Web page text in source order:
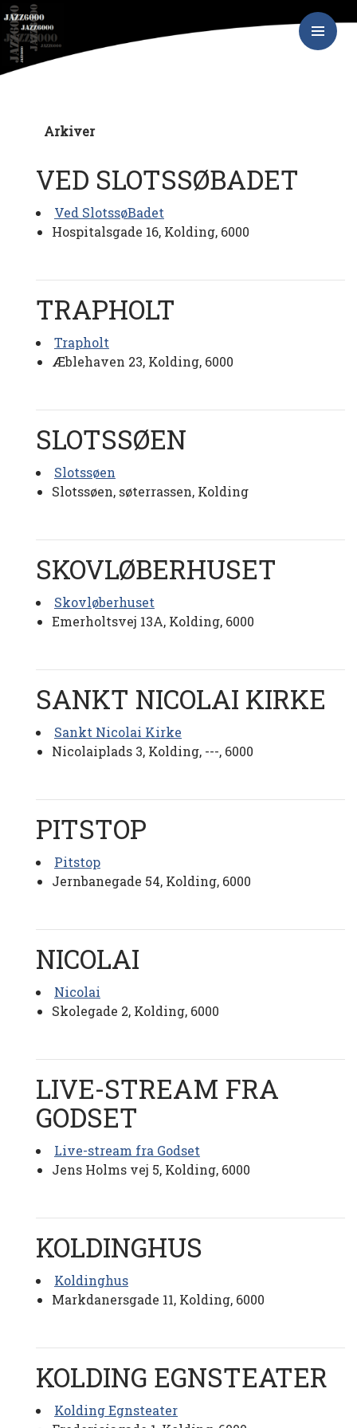
Hop
indhold
Arkiver
VED SLOTSSØBADET
Ved SlotssøBadet
Hospitalsgade 16, Kolding, 6000
TRAPHOLT
Trapholt
Æblehaven 23, Kolding, 6000
SLOTSSØEN
Slotssøen
Slotssøen, søterrassen, Kolding
SKOVLØBERHUSET
Skovløberhuset
Emerholtsvej 13A, Kolding, 6000
SANKT NICOLAI KIRKE
Sankt Nicolai Kirke
Nicolaiplads 3, Kolding, ---, 6000
PITSTOP
Pitstop
Jernbanegade 54, Kolding, 6000
NICOLAI
Nicolai
Skolegade 2, Kolding, 6000
LIVE-STREAM FRA
GODSET
Live-stream fra Godset
Jens Holms vej 5, Kolding, 6000
KOLDINGHUS
Koldinghus
Markdanersgade 11, Kolding, 6000
KOLDING EGNSTEATER
Kolding Egnsteater